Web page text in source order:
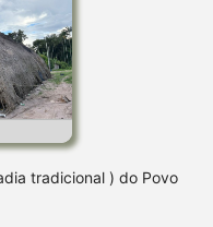
tradicional ) do Povo